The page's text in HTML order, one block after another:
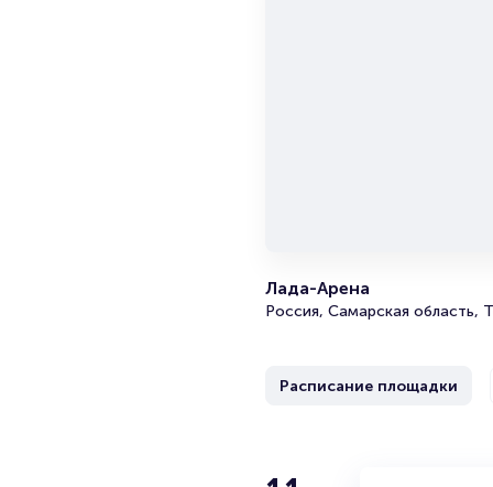
Лада-Арена
Россия, Самарская область,
Расписание площадки